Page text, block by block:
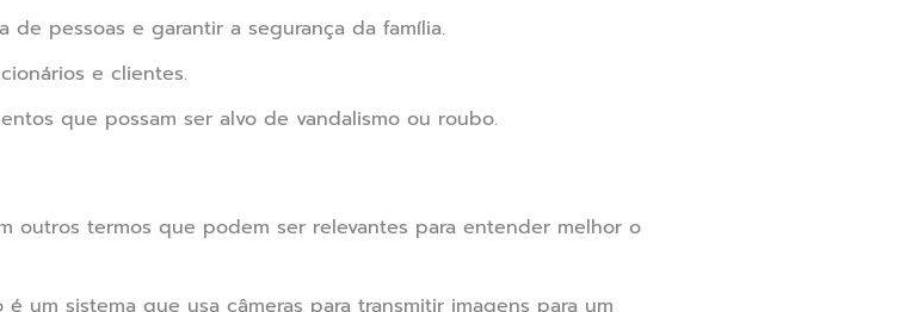
de pessoas e garantir a segurança da família.
e clientes.
que possam ser alvo de vandalismo ou roubo.
outros termos que podem ser relevantes para entender melhor o
um sistema que usa câmeras para transmitir imagens para um